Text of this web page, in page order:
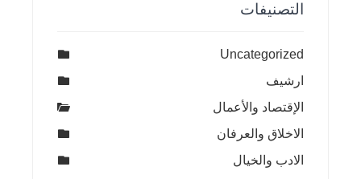
التصنيفات
Uncategorized
ارشيف
الإقتصاد والأعمال
الاخلاق والعرفان
الادب والخيال